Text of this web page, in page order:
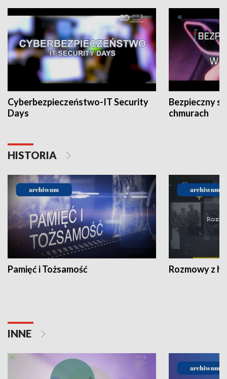
Cyberbezpieczeństwo-IT Security
Days
Bezpieczny
chmurach
HISTORIA
Pamięć i Tożsamość Rozmowy z
INNE